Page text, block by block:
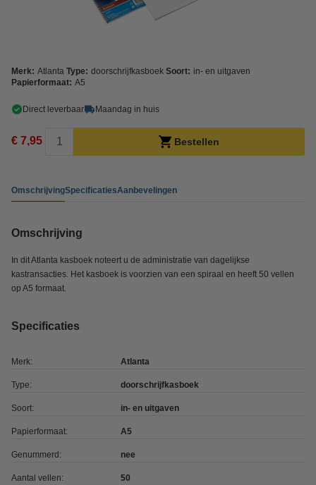
Merk: Atlanta Type: doorschrijfkasboek Soort: in- en uitgaven
Papierformaat: A5
Direct leverbaar Maandag in huis
€ 7,95 Bestellen
OmschrijvingSpecificatiesAanbevelingen
Omschrijving
In dit Atlanta kasboek noteert u de administratie van dagelijkse
kastransacties. Het kasboek is voorzien van een spiraal en heeft 50 vellen
op A5 formaat.
Specificaties
Merk: Atlanta
Type: doorschrijfkasboek
Soort: in- en uitgaven
Papierformaat: A5
Genummerd: nee
Aantal vellen: 50